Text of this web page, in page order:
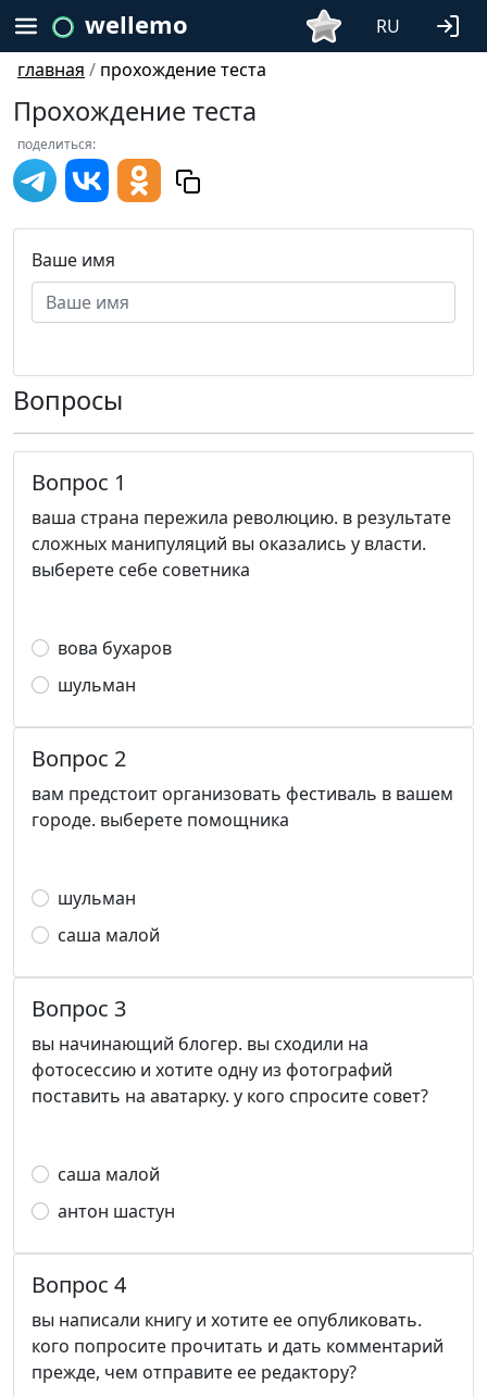
wellemo
RU
главная / прохождение теста
Прохождение теста
поделиться:
Ваше имя
Вопросы
Вопрос 1
ваша страна пережила революцию. в результате
сложных манипуляций вы оказались у власти.
выберете себе советника
вова бухаров
шульман
Вопрос 2
вам предстоит организовать фестиваль в вашем
городе. выберете помощника
шульман
саша малой
Вопрос 3
вы начинающий блогер. вы сходили на
фотосессию и хотите одну из фотографий
поставить на аватарку. у кого спросите совет?
саша малой
антон шастун
Вопрос 4
вы написали книгу и хотите ее опубликовать.
кого попросите прочитать и дать комментарий
прежде, чем отправите ее редактору?